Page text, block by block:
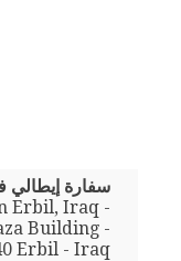
سفارة إيطالي
Erbil, Iraq -
Building -
Erbil - Iraq